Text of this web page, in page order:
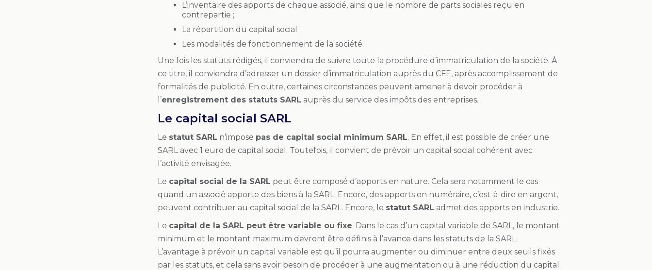
L’inventaire des apports de chaque associé, ainsi que le nombre de parts sociales reçu en
contrepartie ;
La répartition du capital social ;
Les modalités de fonctionnement de la société.
Une fois les statuts rédigés, il conviendra de suivre toute la procédure d’immatriculation de la société. À
ce titre, il conviendra d’adresser un dossier d’immatriculation auprès du CFE, après accomplissement de
formalités de publicité. En outre, certaines circonstances peuvent amener à devoir procéder à
l’enregistrement des statuts SARL auprès du service des impôts des entreprises.
Le capital social SARL
Le statut SARL n’impose pas de capital social minimum SARL. En effet, il est possible de créer une
SARL avec 1 euro de capital social. Toutefois, il convient de prévoir un capital social cohérent avec
l’activité envisagée.
Le capital social de la SARL peut être composé d’apports en nature. Cela sera notamment le cas
quand un associé apporte des biens à la SARL. Encore, des apports en numéraire, c’est-à-dire en argent,
peuvent contribuer au capital social de la SARL. Encore, le statut SARL admet des apports en industrie.
Le capital de la SARL peut être variable ou fixe. Dans le cas d’un capital variable de SARL, le montant
minimum et le montant maximum devront être définis à l’avance dans les statuts de la SARL.
L’avantage à prévoir un capital variable est qu’il pourra augmenter ou diminuer entre deux seuils fixés
par les statuts, et cela sans avoir besoin de procéder à une augmentation ou à une réduction du capital.